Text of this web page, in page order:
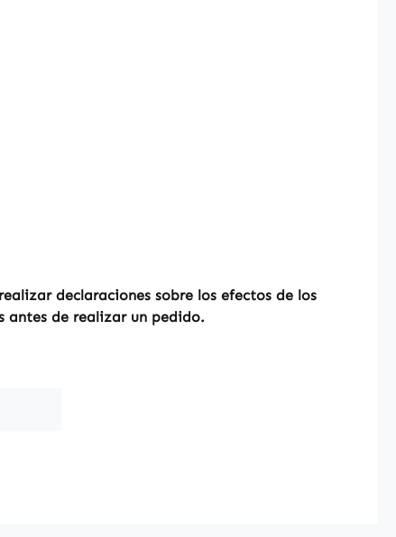
declaraciones sobre los efectos de los
antes de realizar un pedido.